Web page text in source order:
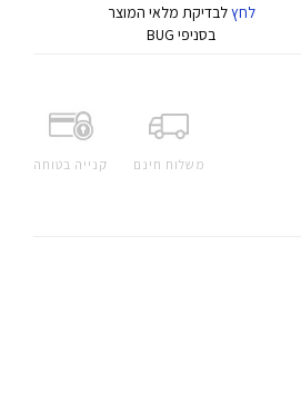
לחץלבדיקת מלאי המוצר
בסניפי BUG
משלוח חינם קנייה בטוחה